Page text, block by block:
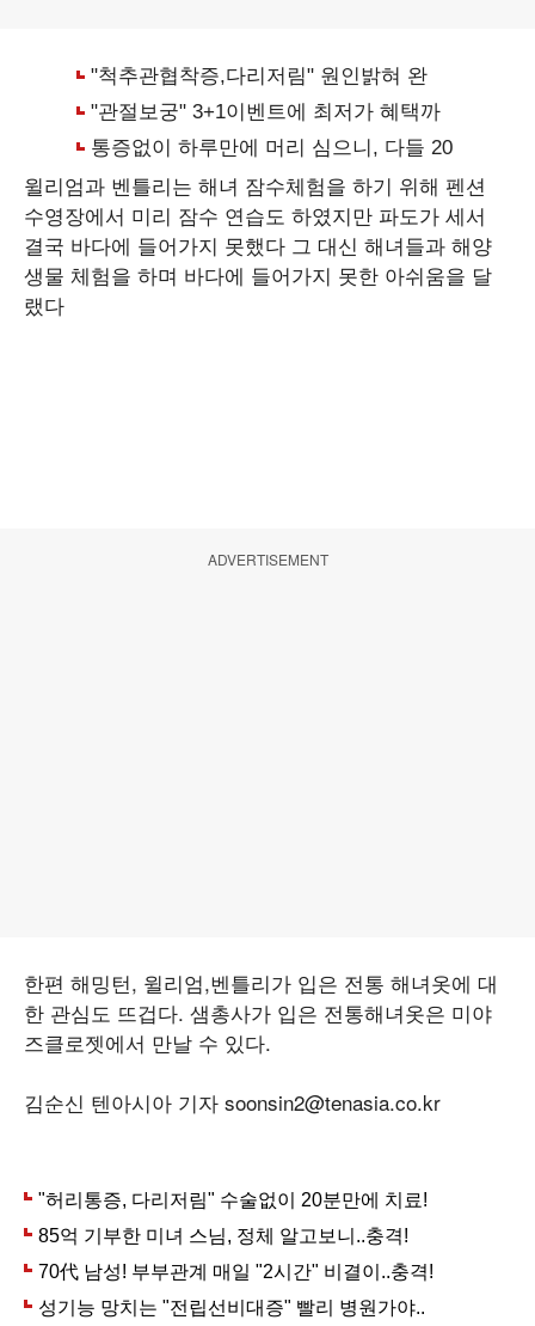
윌리엄과 벤틀리는 해녀 잠수체험을 하기 위해 펜션
수영장에서 미리 잠수 연습도 하였지만 파도가 세서
결국 바다에 들어가지 못했다 그 대신 해녀들과 해양
생물 체험을 하며 바다에 들어가지 못한 아쉬움을 달
랬다
ADVERTISEMENT
한편 해밍턴, 윌리엄,벤틀리가 입은 전통 해녀옷에 대
한 관심도 뜨겁다. 샘총사가 입은 전통해녀옷은 미야
즈클로젯에서 만날 수 있다.
김순신 텐아시아 기자 soonsin2@tenasia.co.kr